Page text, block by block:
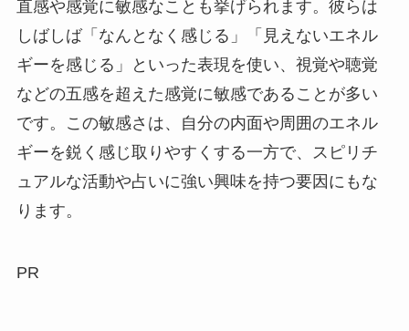
直感や感覚に敏感なことも挙げられます。彼らは
しばしば「なんとなく感じる」「見えないエネル
ギーを感じる」といった表現を使い、視覚や聴覚
などの五感を超えた感覚に敏感であることが多い
です。この敏感さは、自分の内面や周囲のエネル
ギーを鋭く感じ取りやすくする一方で、スピリチ
ュアルな活動や占いに強い興味を持つ要因にもな
ります。
PR